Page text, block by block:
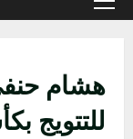
القائمة
هشام
للتتويج